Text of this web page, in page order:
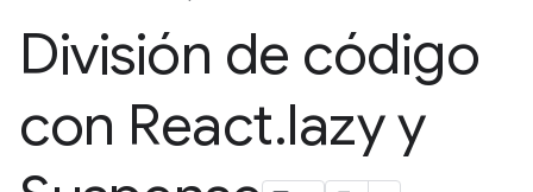
División de código
con React.lazy y